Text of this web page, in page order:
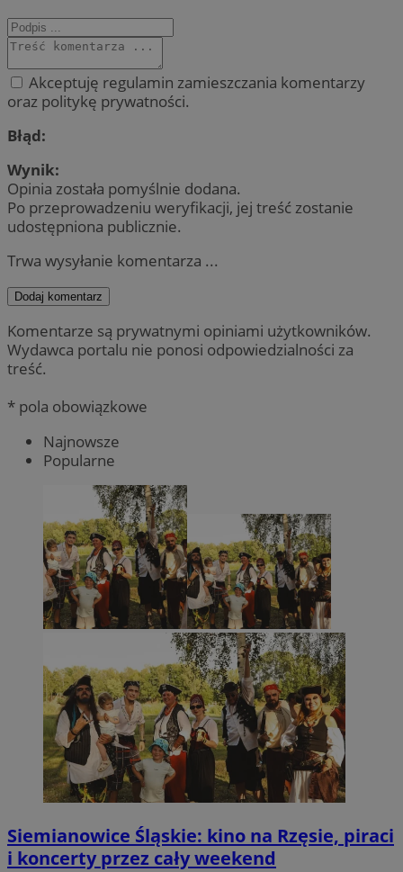
Akceptuję regulamin zamieszczania komentarzy
oraz politykę prywatności.
Błąd:
Wynik:
Opinia została pomyślnie dodana.
Po przeprowadzeniu weryfikacji, jej treść zostanie
udostępniona publicznie.
Trwa wysyłanie komentarza ...
Dodaj komentarz
Komentarze są prywatnymi opiniami użytkowników.
Wydawca portalu nie ponosi odpowiedzialności za
treść.
* pola obowiązkowe
Najnowsze
Popularne
Siemianowice Śląskie: kino na Rzęsie, piraci
i koncerty przez cały weekend